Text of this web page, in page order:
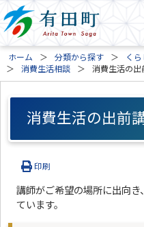
ホーム 分類から探す く
消費生活相談
消費生活の出
消費生活の出前
印刷
講師がご希望の場所に出向
ています。